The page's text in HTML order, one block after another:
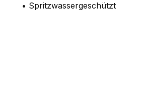
• Spritzwassergeschützt